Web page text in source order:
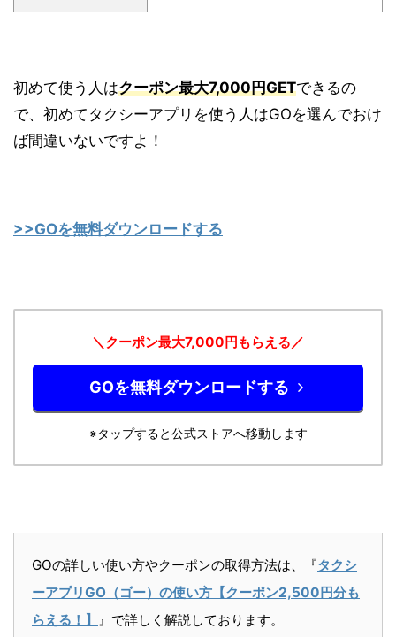
初めて使う人はクーポン最大7,000円GETできるの
で、初めてタクシーアプリを使う人はGOを選んでおけ
ば間違いないですよ！
>>GOを無料ダウンロードする
＼クーポン最大7,000円もらえる／
GOを無料ダウンロードする
※タップすると公式ストアへ移動します
GOの詳しい使い方やクーポンの取得方法は、『タクシ
ーアプリGO（ゴー）の使い方【クーポン2,500円分も
らえる！】
』で詳しく解説しております。